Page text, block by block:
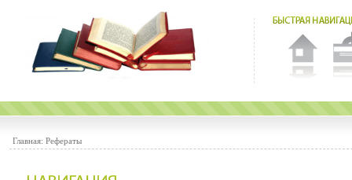
Главная: Рефераты